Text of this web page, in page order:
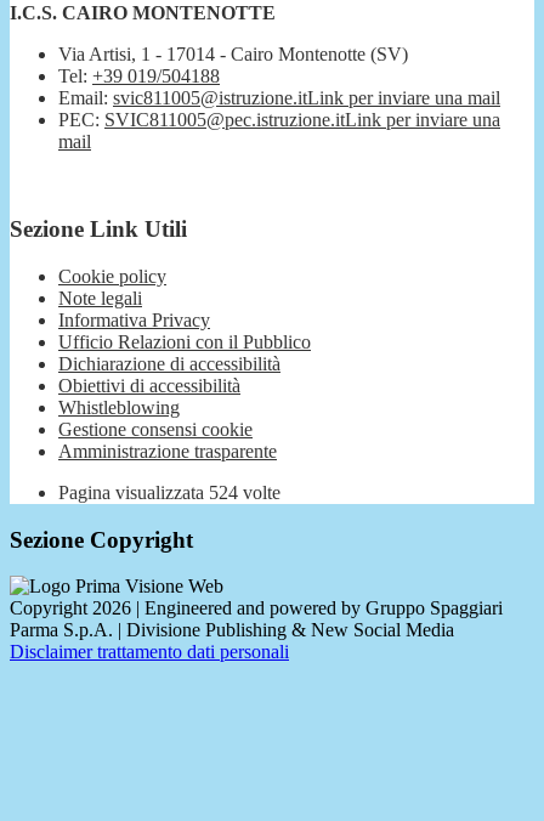
I.C.S. CAIRO MONTENOTTE
Via Artisi, 1 - 17014 - Cairo Montenotte (SV)
Tel: +39 019/504188
Email: svic811005@istruzione.itLink per inviare una mail
PEC: SVIC811005@pec.istruzione.itLink per inviare una
mail
Sezione Link Utili
Cookie policy
Note legali
Informativa Privacy
Ufficio Relazioni con il Pubblico
Dichiarazione di accessibilità
Obiettivi di accessibilità
Whistleblowing
Gestione consensi cookie
Amministrazione trasparente
Pagina visualizzata 524 volte
Sezione Copyright
Copyright 2026 | Engineered and powered by Gruppo Spaggiari
Parma S.p.A. | Divisione Publishing & New Social Media
Disclaimer trattamento dati personali